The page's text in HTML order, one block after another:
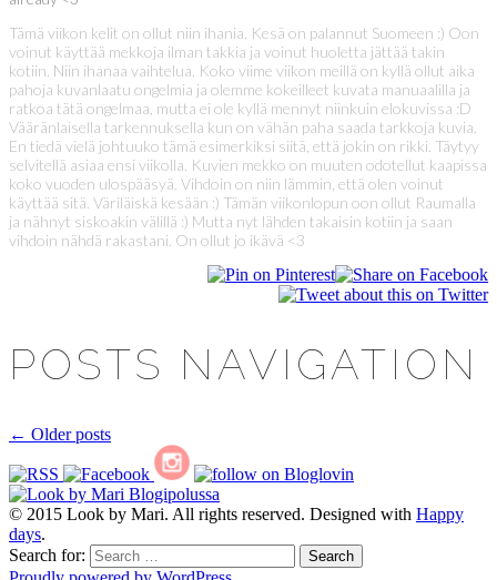
Tämä viikon kelit on ollut niin ihania. Kesä on palannut Suomeen :) Oon
voinut käyttää mekkoja ilman takkia ja voinut huoletta jättää takin
kotiin. Niin ihanaa vaihtelua. Koko viime viikon meillä on kyllä ollut aika
pahoja kuvanlaatu ongelmia ja olemme kokeilleet kuvata manuaalilla ja
ratkoa tätä ongelmaa, mutta ei ole kyllä mennyt niinkuin elokuvissa :D
Vääränlaisella tarkennuksella kun on vähän paha saada tarkkoja kuvia.
En tiedä vielä johtuuko tämä esimerkiksi siitä, että jokin on rikki. Täytyy
selvitellä asiaa ensi viikolla. Kuvien mekko on muuten odotellut kaapissa
koko vuoden ulospääsyä. Vihdoin on niin lämmin, että olen voinut
käyttää sitä. Väriläiskä kesään :) Tämän viikonlopun oon ollut Raumalla
ja nähnyt siskoakin välillä :) Mutta nyt lähden takaisin kotiin ja saan
vihdoin nähdä rakastani. On ollut jo ikävä <3
POSTS NAVIGATION
← Older posts
© 2015 Look by Mari. All rights reserved. Designed with Happy
days.
Search for: